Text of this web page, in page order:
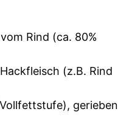
Rind (ca. 80%
(z.B. Rind
gerieben